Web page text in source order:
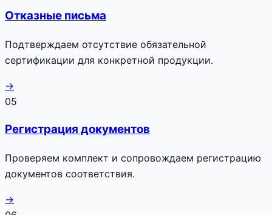
Отказные письма
Подтверждаем отсутствие обязательной
сертификации для конкретной продукции.
→
05
Регистрация документов
Проверяем комплект и сопровождаем регистрацию
документов соответствия.
→